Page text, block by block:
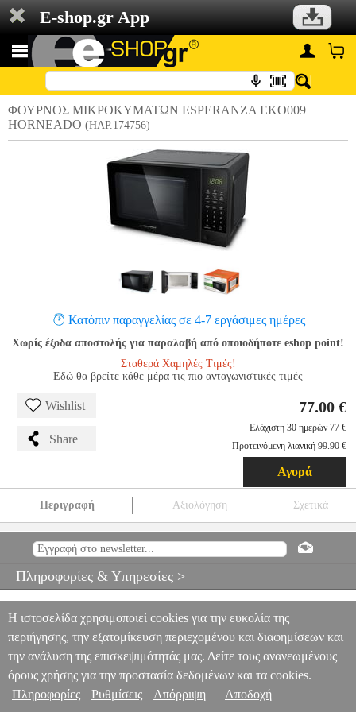
E-shop.gr App
ΦΟΥΡΝΟΣ ΜΙΚΡΟΚΥΜΑΤΩΝ ESPERANZA EKO009
HORNEADO (HAP.174756)
Κατόπιν παραγγελίας σε 4-7 εργάσιμες ημέρες
Χωρίς έξοδα αποστολής για παραλαβή από οποιοδήποτε eshop point!
Σταθερά Χαμηλές Τιμές!
Εδώ θα βρείτε κάθε μέρα τις πιο ανταγωνιστικές τιμές
Wishlist
Share
77.00 €
Ελάχιστη 30 ημερών 77 €
Προτεινόμενη λιανική 99.90 €
Αγορά
Περιγραφή Αξιολόγηση Σχετικά
HORNEADO HAP.174756
ESPERANZA
ΜΙΚΡΟΚΥΜΑΤΩΝ ESPERANZA EKO009 HORNEADO
Πληροφορίες & Υπηρεσίες >
Η ιστοσελίδα χρησιμοποιεί cookies για την ευκολία της
περιήγησης, την εξατομίκευση περιεχομένου και διαφημίσεων και
την ανάλυση της επισκεψιμότητάς μας. Δείτε τους ανανεωμένους
όρους χρήσης για την προστασία δεδομένων και τα cookies.
Πληροφορίες
Ρυθμίσεις Απόρριψη Αποδοχή